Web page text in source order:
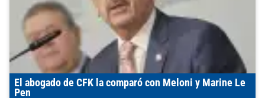
El abogado de CFK la comparó con Meloni y Marine Le
Pen